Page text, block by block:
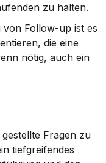
zu halten.
Follow-up ist es
die eine
nötig, auch ein
Fragen zu
tiefgreifendes